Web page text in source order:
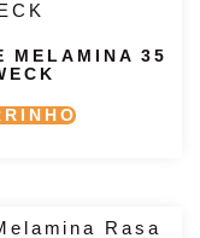
MELAMINA 35